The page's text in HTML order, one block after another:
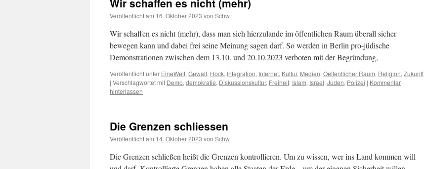
Wir schaffen es nicht (mehr)
Veröffentlicht am 16. Oktober 2023 von Schw
Wir schaffen es nicht (mehr), dass man sich hierzulande im öffentlichen Raum überall sicher
bewegen kann und dabei frei seine Meinung sagen darf. So werden in Berlin pro-jüdische
Demonstrationen zwischen dem 13.10. und 20.10.2023 verboten mit der Begründung,
Veröffentlicht unter EineWelt, Gewalt, Hock, Integration, Internet, Kultur, Medien, Oeffentlicher Raum, Religion, Zukunft
| Verschlagwortet mit Demo, demokratie, Diskussionskultur, Freiheit, Islam, Israel, Juden, Polizei | Kommentar
hinterlassen
Die Grenzen schliessen
Veröffentlicht am 14. Oktober 2023 von Schw
Die Grenzen schließen heißt die Grenzen kontrollieren. Um zu wissen, wer ins Land kommen will